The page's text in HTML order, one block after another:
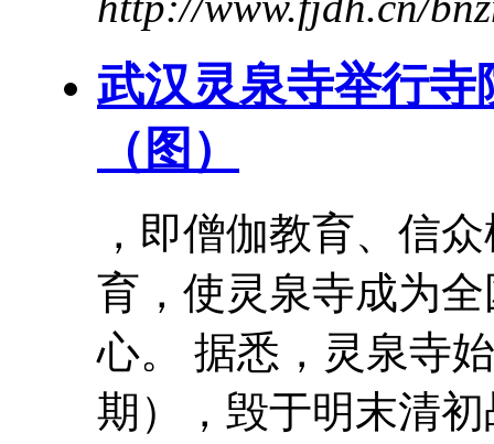
武汉灵泉寺举行
（图）
，即僧伽教育、信
育，使灵泉寺成为
心。 据悉，灵泉寺
期），毁于明末清